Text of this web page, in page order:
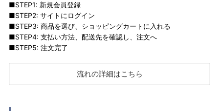
■STEP1: 新規会員登録
■STEP2: サイトにログイン
■STEP3: 商品を選び、ショッピングカートに入れる
■STEP4: 支払い方法、配送先を確認し、注文へ
■STEP5: 注文完了
流れの詳細はこちら